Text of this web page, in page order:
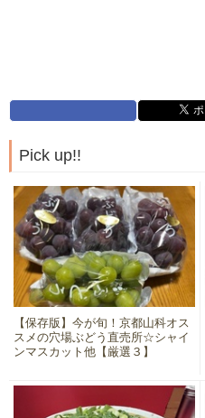
Pick up!!
【保存版】今が旬！京都山科オス
スメの穴場ぶどう直売所☆シャイ
ンマスカット他【厳選３】